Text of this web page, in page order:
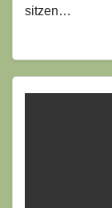
sitzen…